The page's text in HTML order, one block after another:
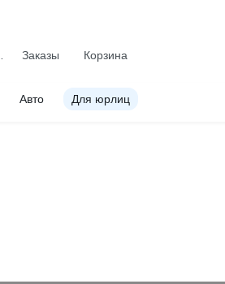
Заказы Корзина
Авто Для юрлиц